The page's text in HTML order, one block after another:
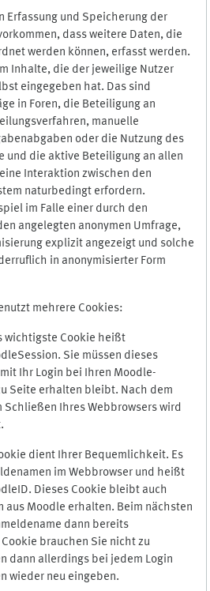
Erfassung und Speicherung der
dass weitere Daten, die
werden können, erfasst werden.
Inhalte, die der jeweilige Nutzer
eingegeben hat. Das sind
in Foren, die Beteiligung an
manuelle
oder die Nutzung des
und die aktive Beteiligung an allen
Interaktion zwischen den
naturbedingt erfordern.
im Falle einer durch den
angelegten anonymen Umfrage,
explizit angezeigt und solche
in anonymisierter Form
mehrere Cookies:
wichtigste Cookie heißt
Sie müssen dieses
Ihr Login bei Ihren Moodle-
Seite erhalten bleibt. Nach dem
Schließen Ihres Webbrowsers wird
dient Ihrer Bequemlichkeit. Es
im Webbrowser und heißt
Dieses Cookie bleibt auch
aus Moodle erhalten. Beim nächsten
dann bereits
brauchen Sie nicht zu
dann allerdings bei jedem Login
wieder neu eingeben.